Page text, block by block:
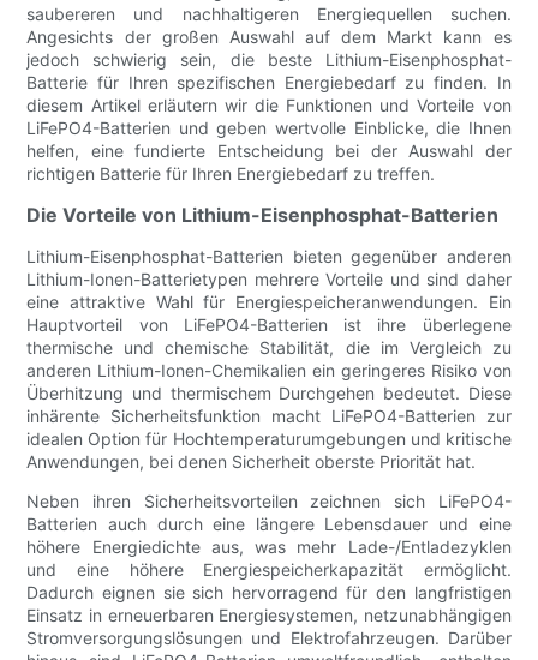
saubereren und nachhaltigeren Energiequellen suchen.
Angesichts der großen Auswahl auf dem Markt kann es
jedoch schwierig sein, die beste Lithium-Eisenphosphat-
Batterie für Ihren spezifischen Energiebedarf zu finden. In
diesem Artikel erläutern wir die Funktionen und Vorteile von
LiFePO4-Batterien und geben wertvolle Einblicke, die Ihnen
helfen, eine fundierte Entscheidung bei der Auswahl der
richtigen Batterie für Ihren Energiebedarf zu treffen.
Die Vorteile von Lithium-Eisenphosphat-Batterien
Lithium-Eisenphosphat-Batterien bieten gegenüber anderen
Lithium-Ionen-Batterietypen mehrere Vorteile und sind daher
eine attraktive Wahl für Energiespeicheranwendungen. Ein
Hauptvorteil von LiFePO4-Batterien ist ihre überlegene
thermische und chemische Stabilität, die im Vergleich zu
anderen Lithium-Ionen-Chemikalien ein geringeres Risiko von
Überhitzung und thermischem Durchgehen bedeutet. Diese
inhärente Sicherheitsfunktion macht LiFePO4-Batterien zur
idealen Option für Hochtemperaturumgebungen und kritische
Anwendungen, bei denen Sicherheit oberste Priorität hat.
Neben ihren Sicherheitsvorteilen zeichnen sich LiFePO4-
Batterien auch durch eine längere Lebensdauer und eine
höhere Energiedichte aus, was mehr Lade-/Entladezyklen
und eine höhere Energiespeicherkapazität ermöglicht.
Dadurch eignen sie sich hervorragend für den langfristigen
Einsatz in erneuerbaren Energiesystemen, netzunabhängigen
Stromversorgungslösungen und Elektrofahrzeugen. Darüber